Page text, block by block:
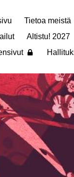
Tietoa meistä
Altistu! 2027